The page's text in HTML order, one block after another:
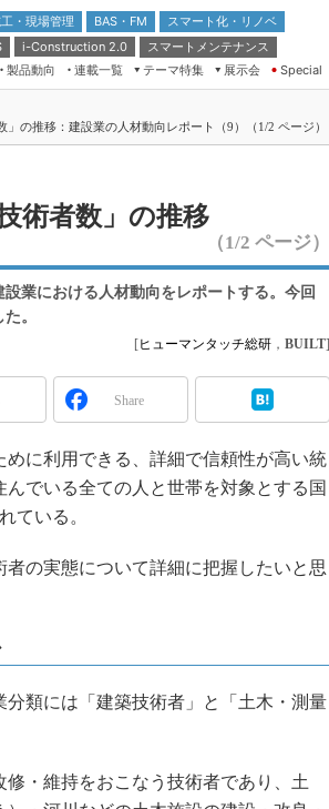
・現場管理 BAS・FM
スマート化・リノベ
i-Construction 2.0
スマートメンテナンス
製品動向 連載一覧
テーマ特集
す建設業界の“ゲー
代のスマートビル
展示会
第8回 国際 建設・測量展
築・土木・不動産の先端技術展－
メンテナンス・レジリエンスOSAKA
2020
2019
Special
の推移：建設業の人材動向レポート（9）（1/2 ページ）
術者数」の推移
（1/2 ページ）
業における人材動向をレポートする。今回
。
[ヒューマンタッチ総研 ， BUILT]
Share
に利用できる、詳細で信頼性が高い統
でいる全ての人と世帯を対象とする国
ている。
の実態について詳細に把握したいと思
類には「建築技術者」と「土木・測量
・維持をおこなう技術者であり、土